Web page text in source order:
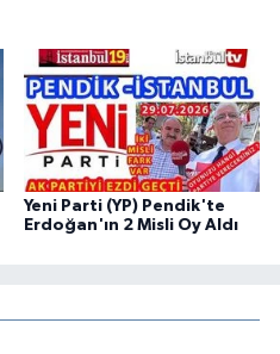
Yeni Parti (YP) Pendik'te
Erdoğan'ın 2 Misli Oy Aldı